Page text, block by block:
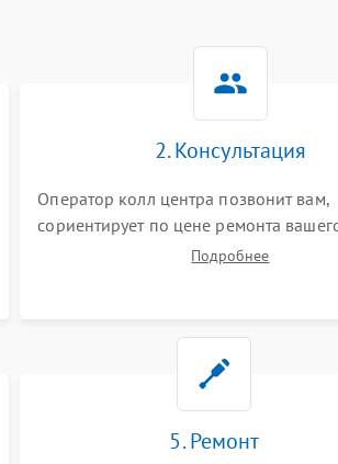
2. Консультация
Оператор колл центра позвонит вам,
сориентирует по цене ремонта
системы а также ответит на все ваши
Подробнее
5. Ремонт